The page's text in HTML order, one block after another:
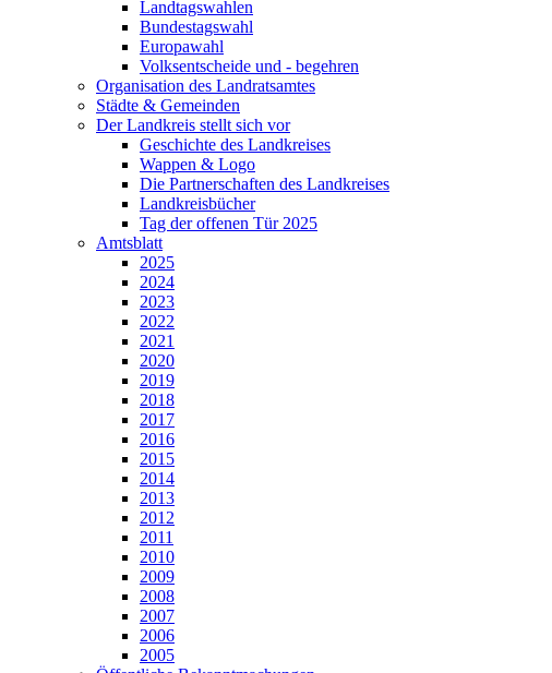
Landtagswahlen
Bundestagswahl
Europawahl
Volksentscheide und - begehren
Organisation des Landratsamtes
Städte & Gemeinden
Der Landkreis stellt sich vor
Geschichte des Landkreises
Wappen & Logo
Die Partnerschaften des Landkreises
Landkreisbücher
Tag der offenen Tür 2025
Amtsblatt
2025
2024
2023
2022
2021
2020
2019
2018
2017
2016
2015
2014
2013
2012
2011
2010
2009
2008
2007
2006
2005